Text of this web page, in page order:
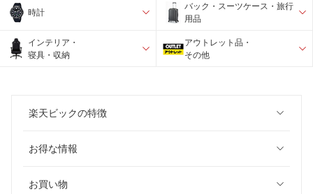
時計
バック・スーツケース・旅行
用品
インテリア・
寝具・収納
アウトレット品・
その他
楽天ビックの特徴
お得な情報
お買い物